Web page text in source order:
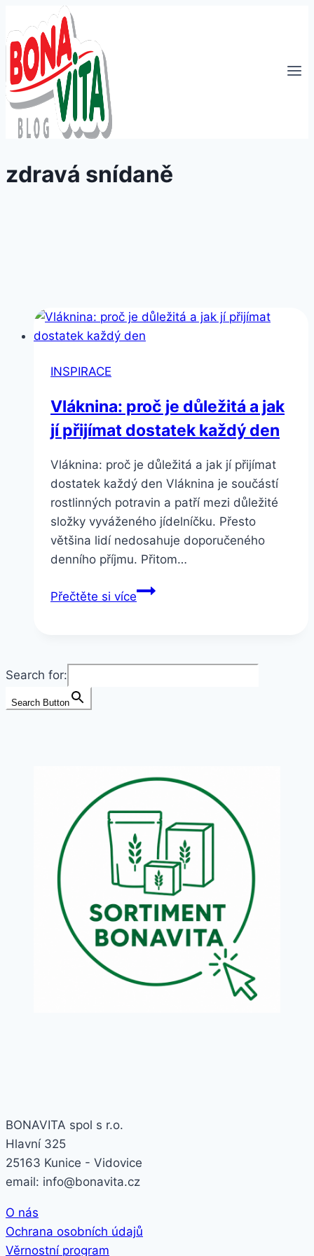
Přeskočit
na
obsah
zdravá snídaně
INSPIRACE
Vláknina: proč je důležitá a jak
jí přijímat dostatek každý den
Vláknina: proč je důležitá a jak jí přijímat
dostatek každý den Vláknina je součástí
rostlinných potravin a patří mezi důležité
složky vyváženého jídelníčku. Přesto
většina lidí nedosahuje doporučeného
denního příjmu. Přitom…
Přečtěte si víceVláknina:
a
den
Search for:
Search Button
BONAVITA spol s r.o.
Hlavní 325
25163 Kunice - Vidovice
email: info@bonavita.cz
O nás
Ochrana osobních údajů
Věrnostní program